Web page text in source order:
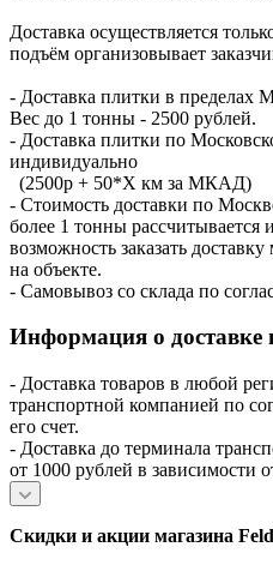
Доставка осуществляется
подъём организовывает
- Доставка плитки в
Вес до 1 тонны - 2500 рублей.
- Доставка плитки по
индивидуально
(2500р + 50*X км за МКАД)
- Стоимость доставки по
более 1 тонны рассчитывается
возможность заказать
на объекте.
- Самовывоз со склада по
Информация о доставке
- Доставка товаров в любой
транспортной компанией по
его счет.
- Доставка до терминала
от 1000 рублей в зависимости
Скидки и акции магазина